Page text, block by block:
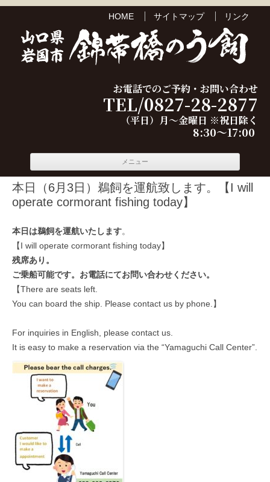
HOME サイトマップ リンク
お電話でのご予約・お問い合わせ
TEL/0827-28-2877
（平日）月～金曜日 ※祝日除く
8:30～17:00
メニュー
本日（6月3日）鵜飼を運航致します。【I will
operate cormorant fishing today】
本日は鵜飼を運航いたします。
【I will operate cormorant fishing today】
残席あり。
ご乗船可能です。お電話にてお問い合わせください。
【There are seats left.
You can board the ship. Please contact us by phone.】
For inquiries in English, please contact us.
It is easy to make a reservation via the “Yamaguchi Call Center”.